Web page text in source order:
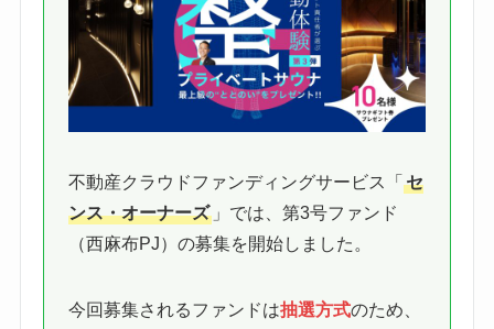
不動産クラウドファンディングサービス「セ
ンス・オーナーズ 」では、第3号ファンド
（西麻布PJ）の募集を開始しました。
今回募集されるファンドは抽選方式のため、